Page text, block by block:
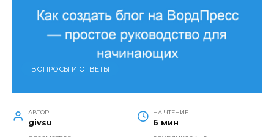
ВОПРОСЫ И ОТВЕТЫ
АВТОР
givsu
НА ЧТЕНИЕ
6 мин